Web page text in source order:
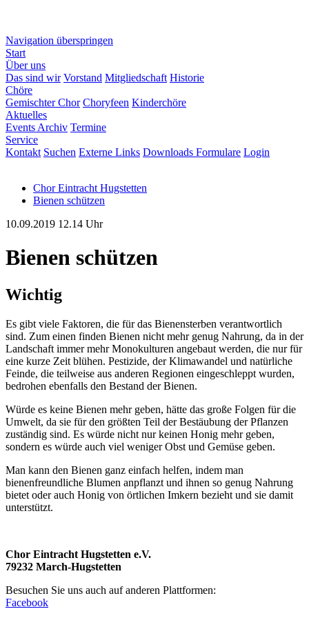
Navigation überspringen
Start
Über uns
Das sind wir Vorstand Mitgliedschaft Historie
Chöre
Gemischter Chor Choryfeen Kinderchöre
Aktuelles
Events Archiv Termine
Service
Kontakt Suchen Externe Links Downloads Formulare Login
Chor Eintracht Hugstetten
Bienen schützen
10.09.2019 12.14 Uhr
Bienen schützen
Wichtig
Es gibt viele Faktoren, die für das Bienensterben verantwortlich
sind. Zum einen finden Bienen nicht mehr genug Nahrung, da in der
Landschaft immer mehr Monokulturen angebaut werden, die nur für
eine kurze Zeit blühen. Pestizide, der Klimawandel und natürliche
Feinde, die teilweise aus anderen Regionen eingeschleppt wurden,
bedrohen ebenfalls den Bestand der Bienen.
Würde es keine Bienen mehr geben, hätte das große Folgen für die
Umwelt, da sie für den größten Teil der Bestäubung der Pflanzen
zuständig sind. Es würde nicht nur keinen Honig mehr geben,
sondern es würde auch viel weniger Obst und Gemüse geben.
Man kann den Bienen ganz einfach helfen, indem man
bienenfreundliche Blumen anpflanzt und ihnen so genug Nahrung
bietet oder auch Honig von örtlichen Imkern bezieht und sie damit
unterstützt.
Chor Eintracht Hugstetten e.V.
79232 March-Hugstetten
Besuchen Sie uns auch auf anderen Plattformen:
Facebook